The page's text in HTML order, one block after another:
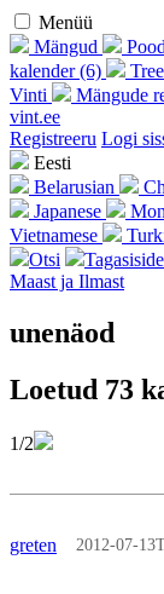
Menüü
Mängud
Pood
kalender (6)
Vinti
Mängude
vint.ee
Regist­reeru Logi
Eesti
Belarusian
Japanese
Vietnamese
Otsi
Tagasiside
Maast ja Ilmast
unenäod
Loetud 73
1/2
greten 2012-07-